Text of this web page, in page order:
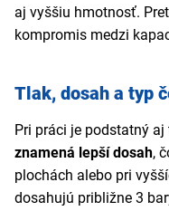
aj vyššiu hmotnosť.
kompromis medzi
Tlak, dosah a typ
Pri práci je podstatný
znamená lepší dosah,
plochách alebo pri
dosahujú približne 3